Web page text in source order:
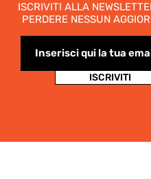
ISCRIVITI ALLA
PERDERE NESSUN
ISCRIVITI